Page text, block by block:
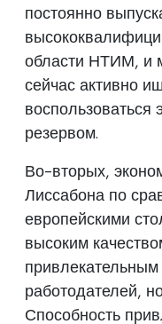
постоянно
области НТИМ, и
сейчас активно
резервом.
Во-вторых,
Лиссабона по
европейскими
высоким
работодателей,
Способность